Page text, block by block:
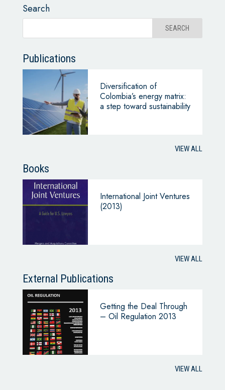
Search
Publications
Diversification of
Colombia’s energy matrix:
a step toward sustainability
VIEW ALL
Books
International Joint Ventures
(2013)
VIEW ALL
External Publications
Getting the Deal Through
– Oil Regulation 2013
VIEW ALL